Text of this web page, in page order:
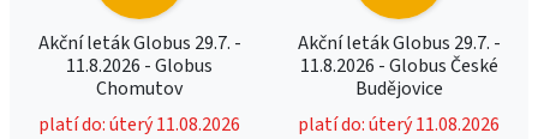
Akční leták Globus 29.7. -
11.8.2026 - Globus
Chomutov
platí do: úterý 11.08.2026
Akční leták Globus 29.7. -
11.8.2026 - Globus České
Budějovice
platí do: úterý 11.08.2026